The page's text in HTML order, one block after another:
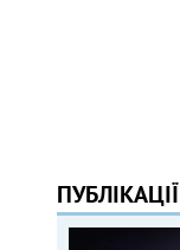
ПУБЛІКАЦІЇ